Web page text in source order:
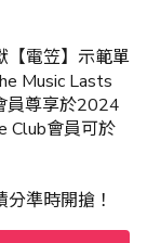
【電笠】示範單
Music Lasts
員尊享於2024
Club會員可於
準時開搶！